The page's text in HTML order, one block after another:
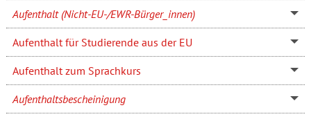
Aufenthalt (Nicht-EU-/EWR-Bürger_innen)
Aufenthalt für Studierende aus der EU
Aufenthalt zum Sprachkurs
Aufenthaltsbescheinigung